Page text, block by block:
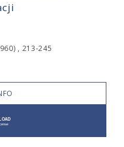
, 213-245